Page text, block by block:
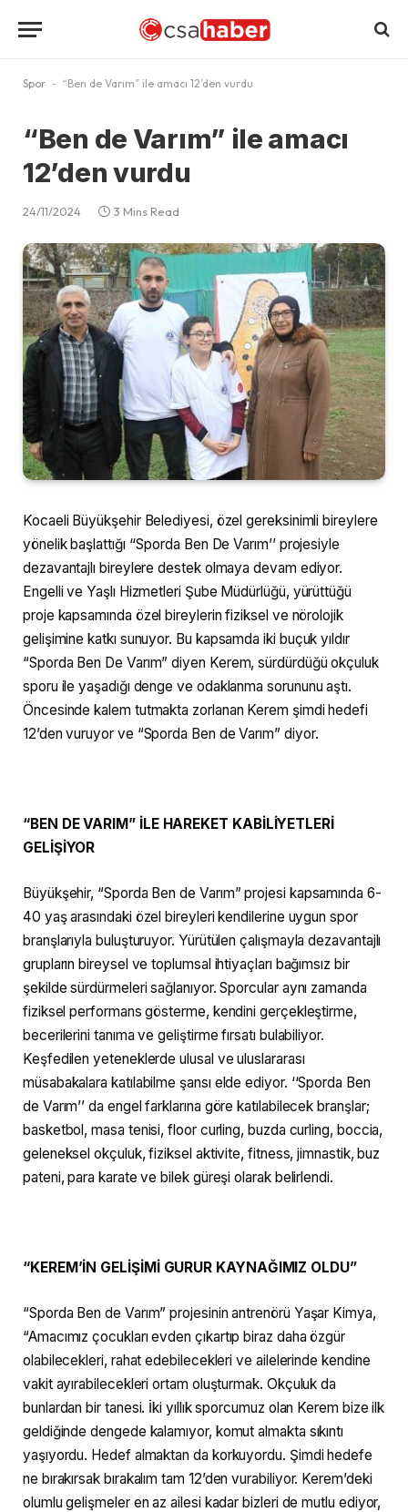
Spor - “Ben de Varım” ile amacı 12’den vurdu
“Ben de Varım” ile amacı
12’den vurdu
24/11/2024 3 Mins Read
Kocaeli Büyükşehir Belediyesi, özel gereksinimli bireylere
yönelik başlattığı ‘‘Sporda Ben De Varım’’ projesiyle
dezavantajlı bireylere destek olmaya devam ediyor.
Engelli ve Yaşlı Hizmetleri Şube Müdürlüğü, yürüttüğü
proje kapsamında özel bireylerin fiziksel ve nörolojik
gelişimine katkı sunuyor. Bu kapsamda iki buçuk yıldır
“Sporda Ben De Varım” diyen Kerem, sürdürdüğü okçuluk
sporu ile yaşadığı denge ve odaklanma sorununu aştı.
Öncesinde kalem tutmakta zorlanan Kerem şimdi hedefi
12’den vuruyor ve “Sporda Ben de Varım” diyor.
“BEN DE VARIM” İLE HAREKET KABİLİYETLERİ
GELİŞİYOR
Büyükşehir, “Sporda Ben de Varım” projesi kapsamında 6-
40 yaş arasındaki özel bireyleri kendilerine uygun spor
branşlarıyla buluşturuyor. Yürütülen çalışmayla dezavantajlı
grupların bireysel ve toplumsal ihtiyaçları bağımsız bir
şekilde sürdürmeleri sağlanıyor. Sporcular aynı zamanda
fiziksel performans gösterme, kendini gerçekleştirme,
becerilerini tanıma ve geliştirme fırsatı bulabiliyor.
Keşfedilen yeteneklerde ulusal ve uluslararası
müsabakalara katılabilme şansı elde ediyor. ‘‘Sporda Ben
de Varım’’ da engel farklarına göre katılabilecek branşlar;
basketbol, masa tenisi, floor curling, buzda curling, boccia,
geleneksel okçuluk, fiziksel aktivite, fitness, jimnastik, buz
pateni, para karate ve bilek güreşi olarak belirlendi.
“KEREM’İN GELİŞİMİ GURUR KAYNAĞIMIZ OLDU”
“Sporda Ben de Varım” projesinin antrenörü Yaşar Kimya,
“Amacımız çocukları evden çıkartıp biraz daha özgür
olabilecekleri, rahat edebilecekleri ve ailelerinde kendine
vakit ayırabilecekleri ortam oluşturmak. Okçuluk da
bunlardan bir tanesi. İki yıllık sporcumuz olan Kerem bize ilk
geldiğinde dengede kalamıyor, komut almakta sıkıntı
yaşıyordu. Hedef almaktan da korkuyordu. Şimdi hedefe
ne bırakırsak bırakalım tam 12’den vurabiliyor. Kerem’deki
olumlu gelişmeler en az ailesi kadar bizleri de mutlu ediyor,